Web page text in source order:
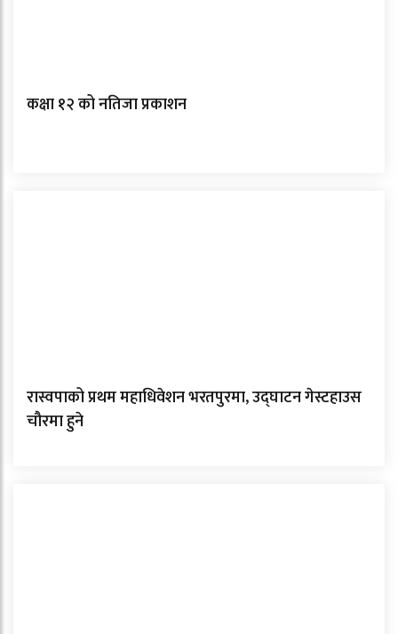
कक्षा १२ को नतिजा प्रकाशन
रास्वपाको प्रथम महाधिवेशन भरतपुरमा, उद्घाटन गेस्टहाउस
चौरमा हुने